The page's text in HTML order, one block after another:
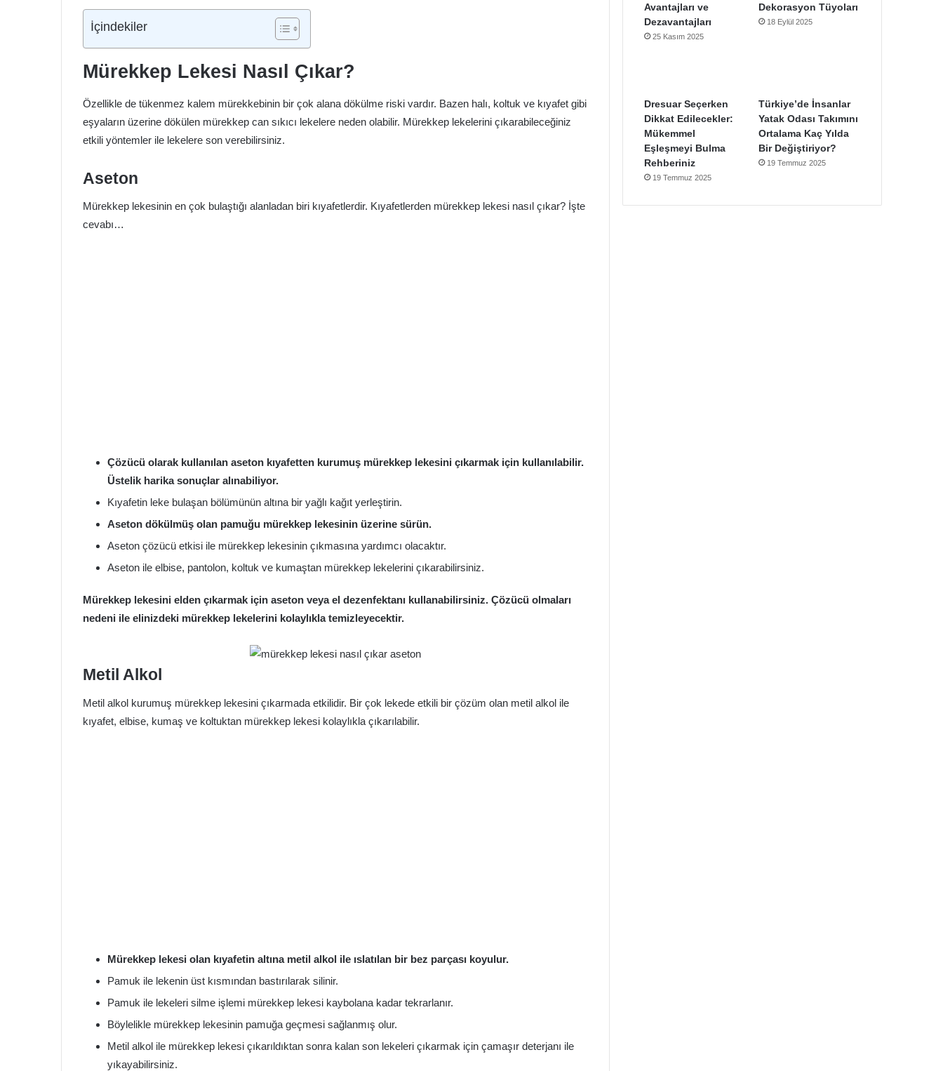
İçindekiler
Mürekkep Lekesi Nasıl Çıkar?
Özellikle de tükenmez kalem mürekkebinin bir çok alana dökülme riski vardır. Bazen halı, koltuk ve kıyafet gibi
eşyaların üzerine dökülen mürekkep can sıkıcı lekelere neden olabilir. Mürekkep lekelerini çıkarabileceğiniz
etkili yöntemler ile lekelere son verebilirsiniz.
Aseton
Mürekkep lekesinin en çok bulaştığı alanladan biri kıyafetlerdir. Kıyafetlerden mürekkep lekesi nasıl çıkar? İşte
cevabı…
Çözücü olarak kullanılan aseton kıyafetten kurumuş mürekkep lekesini çıkarmak için kullanılabilir.
Üstelik harika sonuçlar alınabiliyor.
Kıyafetin leke bulaşan bölümünün altına bir yağlı kağıt yerleştirin.
Aseton dökülmüş olan pamuğu mürekkep lekesinin üzerine sürün.
Aseton çözücü etkisi ile mürekkep lekesinin çıkmasına yardımcı olacaktır.
Aseton ile elbise, pantolon, koltuk ve kumaştan mürekkep lekelerini çıkarabilirsiniz.
Mürekkep lekesini elden çıkarmak için aseton veya el dezenfektanı kullanabilirsiniz. Çözücü olmaları
nedeni ile elinizdeki mürekkep lekelerini kolaylıkla temizleyecektir.
Metil Alkol
Metil alkol kurumuş mürekkep lekesini çıkarmada etkilidir. Bir çok lekede etkili bir çözüm olan metil alkol ile
kıyafet, elbise, kumaş ve koltuktan mürekkep lekesi kolaylıkla çıkarılabilir.
Mürekkep lekesi olan kıyafetin altına metil alkol ile ıslatılan bir bez parçası koyulur.
Pamuk ile lekenin üst kısmından bastırılarak silinir.
Pamuk ile lekeleri silme işlemi mürekkep lekesi kaybolana kadar tekrarlanır.
Böylelikle mürekkep lekesinin pamuğa geçmesi sağlanmış olur.
Metil alkol ile mürekkep lekesi çıkarıldıktan sonra kalan son lekeleri çıkarmak için çamaşır deterjanı ile
yıkayabilirsiniz.
Avantajları ve
Dezavantajları
25 Kasım 2025
Dekorasyon Tüyoları
18 Eylül 2025
Dresuar Seçerken
Dikkat Edilecekler:
Mükemmel
Eşleşmeyi Bulma
Rehberiniz
19 Temmuz 2025
Türkiye’de İnsanlar
Yatak Odası Takımını
Ortalama Kaç Yılda
Bir Değiştiriyor?
19 Temmuz 2025